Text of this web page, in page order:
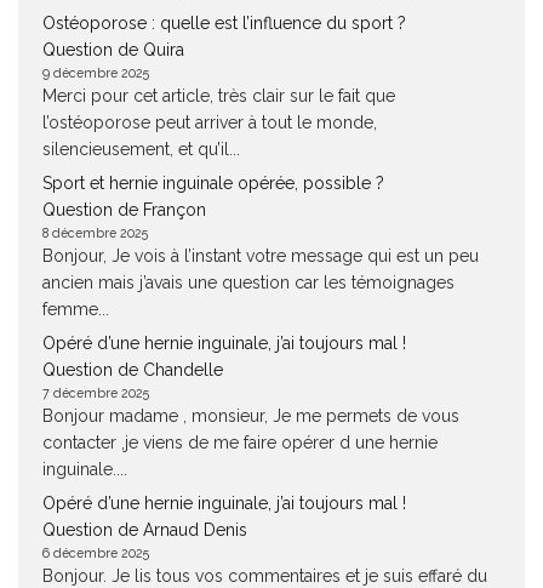
Ostéoporose : quelle est l’influence du sport ?
Question de Quira
9 décembre 2025
Merci pour cet article, très clair sur le fait que
l’ostéoporose peut arriver à tout le monde,
silencieusement, et qu’il...
Sport et hernie inguinale opérée, possible ?
Question de Françon
8 décembre 2025
Bonjour, Je vois à l’instant votre message qui est un peu
ancien mais j’avais une question car les témoignages
femme...
Opéré d’une hernie inguinale, j’ai toujours mal !
Question de Chandelle
7 décembre 2025
Bonjour madame , monsieur, Je me permets de vous
contacter ,je viens de me faire opérer d une hernie
inguinale....
Opéré d’une hernie inguinale, j’ai toujours mal !
Question de Arnaud Denis
6 décembre 2025
Bonjour. Je lis tous vos commentaires et je suis effaré du